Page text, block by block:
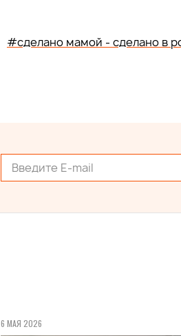
#сделано мамой - сделано в
6 МАЯ 2026